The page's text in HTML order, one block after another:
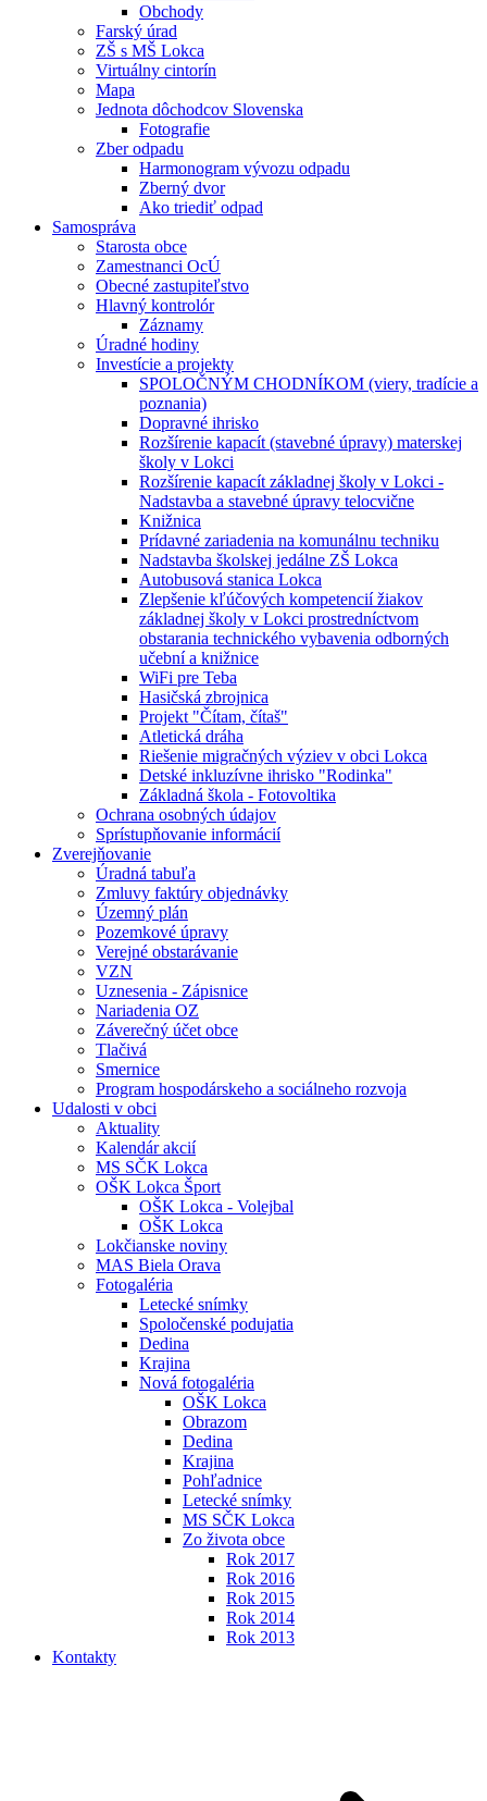
Obchody
Farský úrad
ZŠ s MŠ Lokca
Virtuálny cintorín
Mapa
Jednota dôchodcov Slovenska
Fotografie
Zber odpadu
Harmonogram vývozu odpadu
Zberný dvor
Ako triediť odpad
Samospráva
Starosta obce
Zamestnanci OcÚ
Obecné zastupiteľstvo
Hlavný kontrolór
Záznamy
Úradné hodiny
Investície a projekty
SPOLOČNÝM CHODNÍKOM (viery, tradície a
poznania)
Dopravné ihrisko
Rozšírenie kapacít (stavebné úpravy) materskej
školy v Lokci
Rozšírenie kapacít základnej školy v Lokci -
Nadstavba a stavebné úpravy telocvične
Knižnica
Prídavné zariadenia na komunálnu techniku
Nadstavba školskej jedálne ZŠ Lokca
Autobusová stanica Lokca
Zlepšenie kľúčových kompetencií žiakov
základnej školy v Lokci prostredníctvom
obstarania technického vybavenia odborných
učební a knižnice
WiFi pre Teba
Hasičská zbrojnica
Projekt "Čítam, čítaš"
Atletická dráha
Riešenie migračných výziev v obci Lokca
Detské inkluzívne ihrisko "Rodinka"
Základná škola - Fotovoltika
Ochrana osobných údajov
Sprístupňovanie informácií
Zverejňovanie
Úradná tabuľa
Zmluvy faktúry objednávky
Územný plán
Pozemkové úpravy
Verejné obstarávanie
VZN
Uznesenia - Zápisnice
Nariadenia OZ
Záverečný účet obce
Tlačivá
Smernice
Program hospodárskeho a sociálneho rozvoja
Udalosti v obci
Aktuality
Kalendár akcií
MS SČK Lokca
OŠK Lokca Šport
OŠK Lokca - Volejbal
OŠK Lokca
Lokčianske noviny
MAS Biela Orava
Fotogaléria
Letecké snímky
Spoločenské podujatia
Dedina
Krajina
Nová fotogaléria
OŠK Lokca
Obrazom
Dedina
Krajina
Pohľadnice
Letecké snímky
MS SČK Lokca
Zo života obce
Rok 2017
Rok 2016
Rok 2015
Rok 2014
Rok 2013
Kontakty